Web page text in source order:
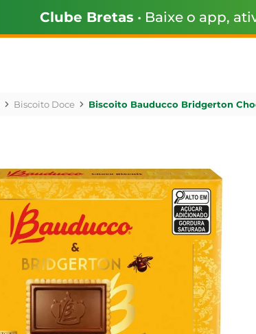
Clube Bretas • Baixe o app,
Biscoito Doce Biscoito Bauducco Bridgerton